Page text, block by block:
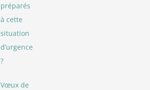
préparés
à cette
situation
d’urgence
?
Vœux de